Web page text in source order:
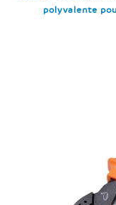
polyvalente